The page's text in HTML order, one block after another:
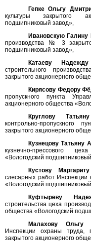
Гепке Ольгу
культуры закрытого
подшипниковый завод»,
Ивановскую Галину
производства № 3
подшипниковый завод»,
Катаеву
строительного
закрытого акционерного
Кирясову Федору
пропускного пункта
акционерного общества
Круглову
контрольно-пропускного
закрытого акционерного
Кузнецову Татьяну
кузнечно-прессового
«Вологодский
Кустову
слесарных работ Инспекции
«Вологодский
Куфтыреву
строительства цеха
общества «Вологодский
Малахову Ольгу
Инспекции охраны труда,
закрытого акционерного